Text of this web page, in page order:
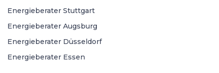
Energieberater Stuttgart
Energieberater Augsburg
Energieberater Düsseldorf
Energieberater Essen